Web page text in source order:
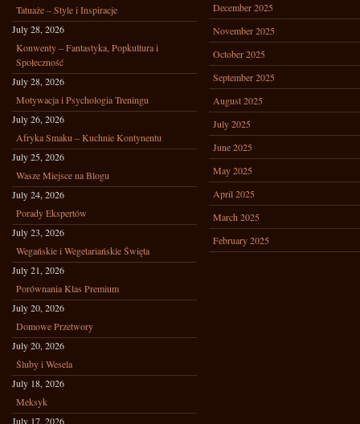
Tatuaże – Style i Inspiracje
July 28, 2026
Konwenty – Fantastyka, Popkultura i
Społeczność
July 28, 2026
Motywacja i Psychologia Treningu
July 26, 2026
Afryka Smaku – Kuchnie Kontynentu
July 25, 2026
Wasze Miejsce na Blogu
July 24, 2026
Porady Ekspertów
July 23, 2026
Wegańskie i Wegetariańskie Święta
July 21, 2026
Porównania Klas Premium
July 20, 2026
Domowe Przetwory
July 20, 2026
Śluby i Wesela
July 18, 2026
Meksyk
July 17, 2026
December 2025
November 2025
October 2025
September 2025
August 2025
July 2025
June 2025
May 2025
April 2025
March 2025
February 2025